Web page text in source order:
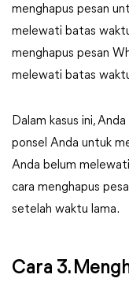
menghapus pesan
melewati batas
menghapus pesan
melewati batas
Dalam kasus ini,
ponsel Anda untuk
Anda belum
cara menghapus
setelah waktu lama.
Cara 3.